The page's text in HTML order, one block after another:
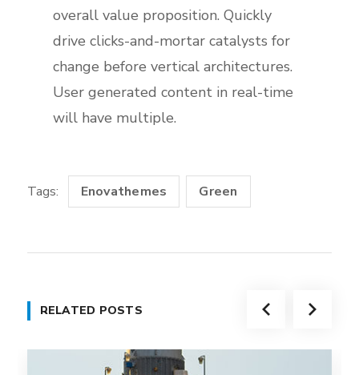
overall value proposition. Quickly
drive clicks-and-mortar catalysts for
change before vertical architectures.
User generated content in real-time
will have multiple.
Tags: Enovathemes Green
RELATED POSTS